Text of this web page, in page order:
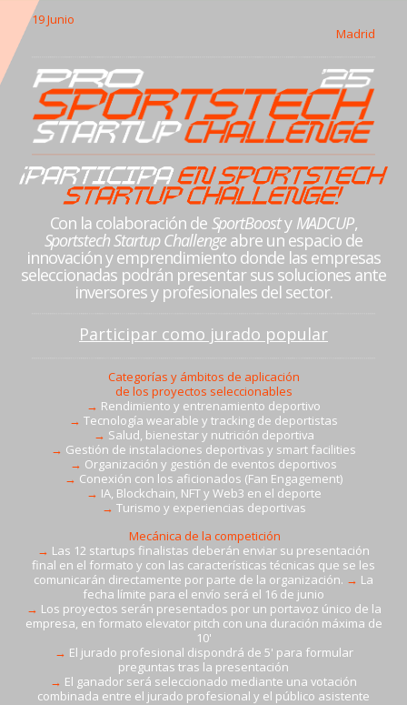
19 Junio
Madrid
Con la colaboración de SportBoosty MADCUP,
Sportstech Startup Challenge abre un espacio de
innovación y emprendimiento donde las empresas
seleccionadas podrán presentar sus soluciones ante
inversores y profesionales del sector.
Participar como jurado popular
Categorías y ámbitos de aplicación
de los proyectos seleccionables
→ Rendimiento y entrenamiento deportivo
→ Tecnología wearable y tracking de deportistas
→ Salud, bienestar y nutrición deportiva
→ Gestión de instalaciones deportivas y smart facilities
→ Organización y gestión de eventos deportivos
→ Conexión con los aficionados (Fan Engagement)
→ IA, Blockchain, NFT y Web3 en el deporte
→ Turismo y experiencias deportivas
Mecánica de la competición
→ Las 12 startups finalistas deberán enviar su presentación
final en el formato y con las características técnicas que se les
comunicarán directamente por parte de la organización. → La
fecha límite para el envío será el 16 de junio
→ Los proyectos serán presentados por un portavoz único de la
empresa, en formato elevator pitch con una duración máxima de
10'
→ El jurado profesional dispondrá de 5' para formular
preguntas tras la presentación
→ El ganador será seleccionado mediante una votación
combinada entre el jurado profesional y el público asistente